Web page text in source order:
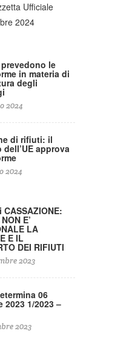
Ufficiale
2024
le
in materia di
degli
2024
di rifiuti: il
approva
2024
CASSAZIONE:
E’
LA
E IL
DEI RIFIUTI
2023
06
2023 1/2023 –
2023